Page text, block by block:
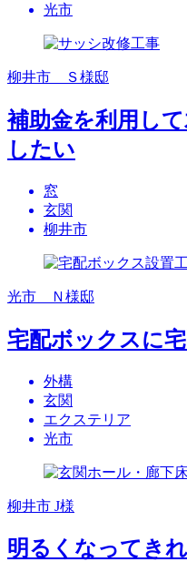
光市
柳井市 Ｓ様邸
補助金を利用し
したい
窓
玄関
柳井市
光市 Ｎ様邸
宅配ボックスに
外構
玄関
エクステリア
光市
柳井市 J様
明るくなってき